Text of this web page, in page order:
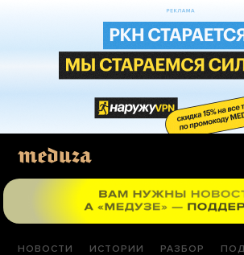
НОВОСТИ ИСТОРИИ РАЗБОР